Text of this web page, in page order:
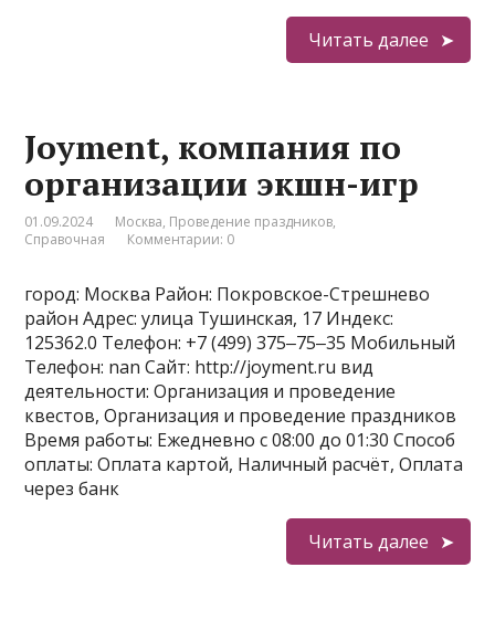
Читать далее
Joyment, компания по
организации экшн-игр
01.09.2024 Москва, Проведение праздников,
Справочная
Комментарии: 0
город: Москва Район: Покровское-Стрешнево
район Адрес: улица Тушинская, 17 Индекс:
125362.0 Телефон: +7 (499) 375‒75‒35 Мобильный
Телефон: nan Сайт: http://joyment.ru вид
деятельности: Организация и проведение
квестов, Организация и проведение праздников
Время работы: Ежедневно с 08:00 до 01:30 Способ
оплаты: Оплата картой, Наличный расчёт, Оплата
через банк
Читать далее